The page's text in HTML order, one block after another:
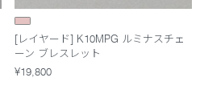
[レイヤード] K10MPG ルミナスチェ
ーン ブレスレット
¥19,800